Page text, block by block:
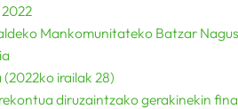
Mankomunitateko Batzar
irailak 28)
diruzaintzako gerakinekin